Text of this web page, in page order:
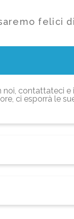
felici
contattateci
ci esporrà le